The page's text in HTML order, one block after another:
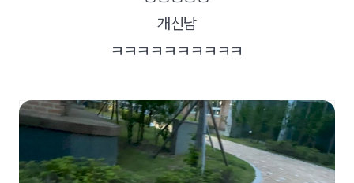
개신남
ㅋㅋㅋㅋㅋㅋㅋㅋㅋㅋ